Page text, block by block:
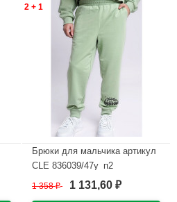
2 + 1
Брюки для мальчика артикул
CLE 836039/47у_п2
размерный ряд 34/134-42/158
1 358₽ 1 131,60 ₽